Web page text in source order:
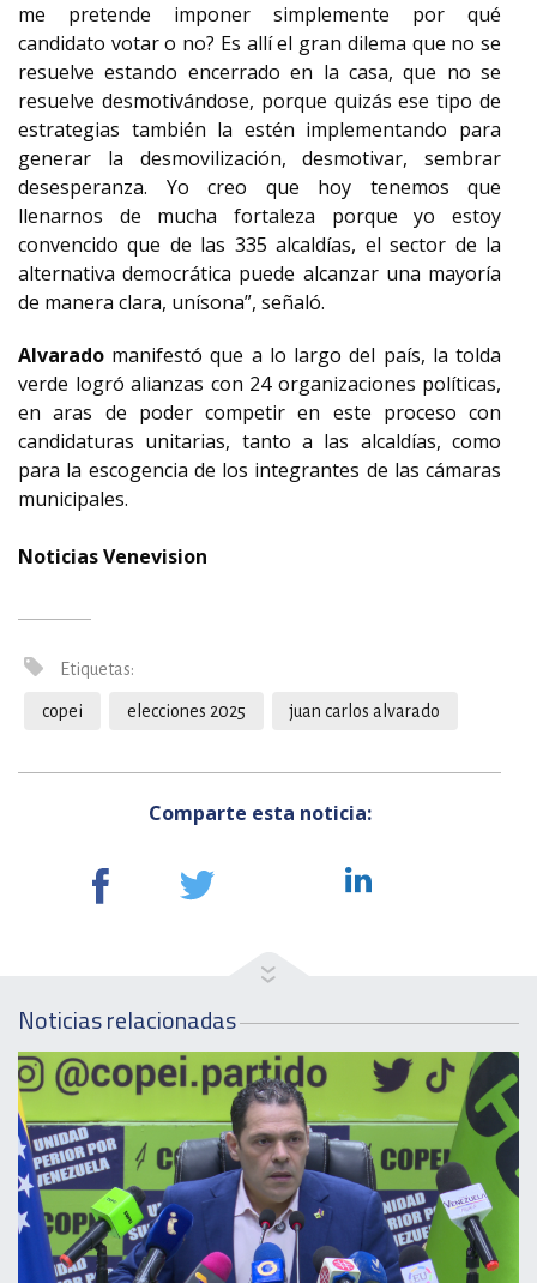
me pretende imponer simplemente por qué
candidato votar o no? Es allí el gran dilema que no se
resuelve estando encerrado en la casa, que no se
resuelve desmotivándose, porque quizás ese tipo de
estrategias también la estén implementando para
generar la desmovilización, desmotivar, sembrar
desesperanza. Yo creo que hoy tenemos que
llenarnos de mucha fortaleza porque yo estoy
convencido que de las 335 alcaldías, el sector de la
alternativa democrática puede alcanzar una mayoría
de manera clara, unísona”, señaló.
Alvarado manifestó que a lo largo del país, la tolda
verde logró alianzas con 24 organizaciones políticas,
en aras de poder competir en este proceso con
candidaturas unitarias, tanto a las alcaldías, como
para la escogencia de los integrantes de las cámaras
municipales.
Noticias Venevision
Etiquetas:
copei elecciones 2025 juan carlos alvarado
Comparte esta noticia:
Noticias relacionadas